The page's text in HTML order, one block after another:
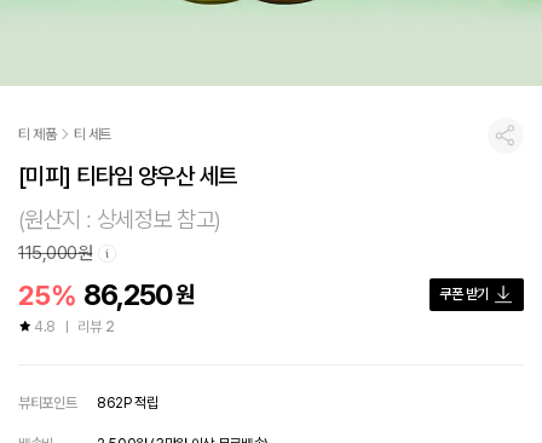
공유
티 제품 티 세트
[미피] 티타임 양우산 세트
(원산지 : 상세정보 참고)
115,000원
25% 86,250원
쿠폰 받기
4.8
리뷰 2
뷰티포인트 862P 적립